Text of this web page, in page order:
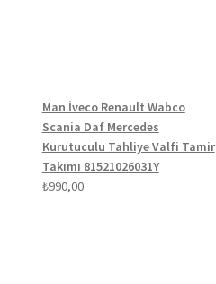
Man İveco Renault Wabco
Scania Daf Mercedes
Kurutuculu Tahliye Valfi Tamir
Takımı 81521026031Y
₺990,00